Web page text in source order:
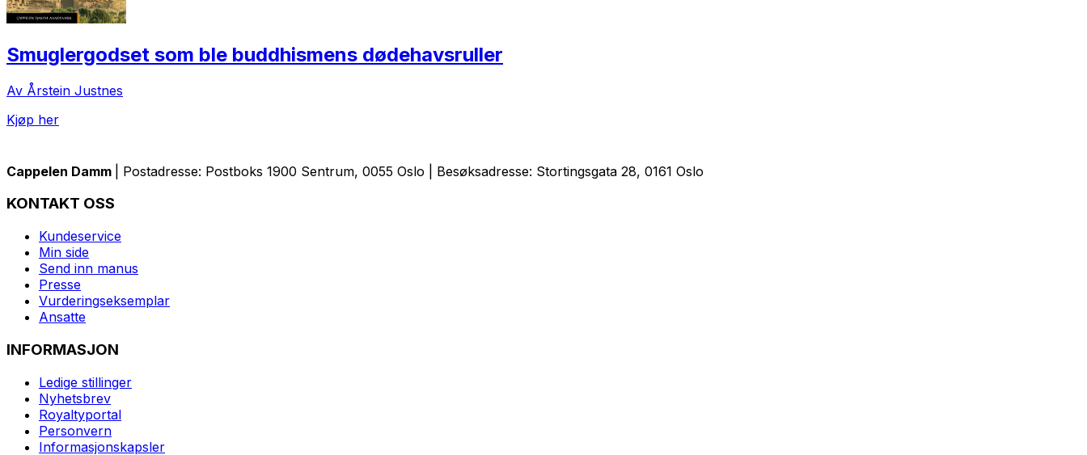
Smuglergodset som ble buddhismens dødehavsruller
Av Årstein Justnes
Kjøp her
Cappelen Damm | Postadresse: Postboks 1900 Sentrum, 0055 Oslo | Besøksadresse: Stortingsgata 28, 0161 Oslo
KONTAKT OSS
Kundeservice
Min side
Send inn manus
Presse
Vurderingseksemplar
Ansatte
INFORMASJON
Ledige stillinger
Nyhetsbrev
Royaltyportal
Personvern
Informasjonskapsler